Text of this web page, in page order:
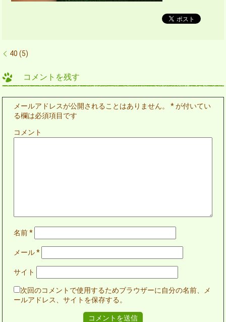
40 (5)
コメントを残す
メールアドレスが公開されることはありません。 *が付いてい
る欄は必須項目です
コメント
名前*
メール*
サイト
次回のコメントで使用するためブラウザーに自分の名前、メ
ールアドレス、サイトを保存する。